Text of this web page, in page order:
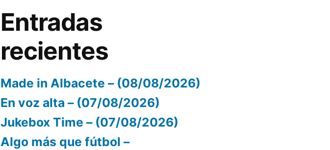
Entradas
recientes
Made in Albacete – (08/08/2026)
En voz alta – (07/08/2026)
Jukebox Time – (07/08/2026)
Algo más que fútbol –